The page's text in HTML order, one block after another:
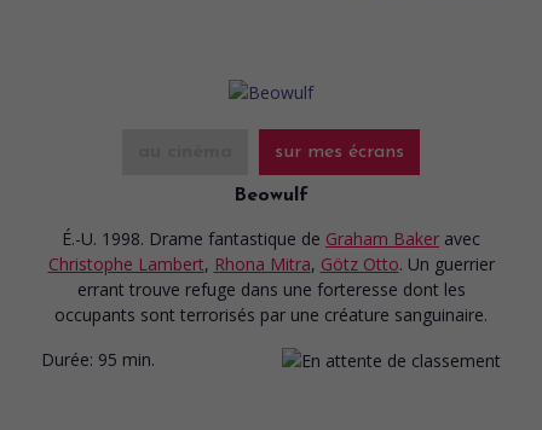
sur mes écrans
Beowulf
É.-U. 1998. Drame fantastique de Graham Baker avec
Christophe Lambert, Rhona Mitra, Götz Otto. Un guerrier
errant trouve refuge dans une forteresse dont les
occupants sont terrorisés par une créature sanguinaire.
Durée: 95 min.